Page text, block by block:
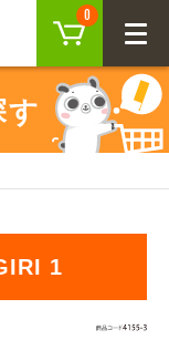
0
CLOSE
ログイン
す
1